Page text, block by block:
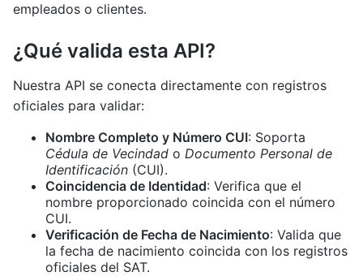
empleados o clientes.
¿Qué valida esta API?
Nuestra API se conecta directamente con registros
oficiales para validar:
Nombre Completo y Número CUI: Soporta
Cédula de Vecindad o Documento Personal de
Identificación (CUI).
Coincidencia de Identidad: Verifica que el
nombre proporcionado coincida con el número
CUI.
Verificación de Fecha de Nacimiento: Valida que
la fecha de nacimiento coincida con los registros
oficiales del SAT.